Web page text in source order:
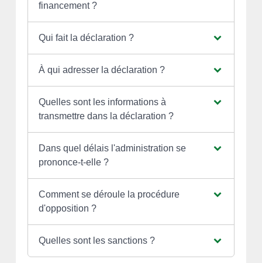
financement ?
Qui fait la déclaration ?
À qui adresser la déclaration ?
Quelles sont les informations à
transmettre dans la déclaration ?
Dans quel délais l'administration se
prononce-t-elle ?
Comment se déroule la procédure
d'opposition ?
Quelles sont les sanctions ?